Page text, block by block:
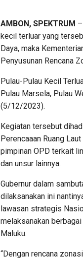
AMBON, SPEKTRUM
kecil terluar yang
Daya, maka
Penyusunan Rencana
Pulau-Pulau Kecil
Pulau Marsela, Pulau
(5/12/2023).
Kegiatan tersebut
Perencaaan Ruang
pimpinan OPD terkait
dan unsur lainnya.
Gubernur dalam
dilaksanakan ini
lawasan strategis
melaksanakan
Maluku.
“Dengan rencana